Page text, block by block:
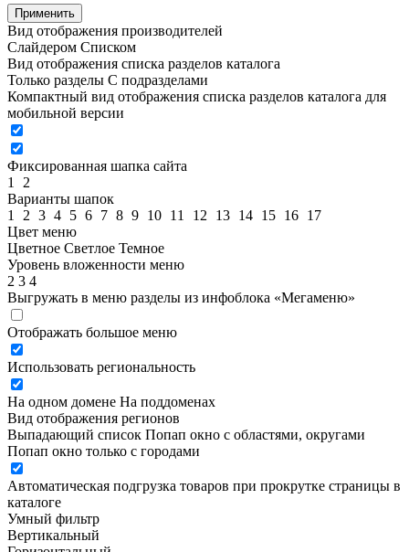
Применить
Вид отображения производителей
Слайдером Списком
Вид отображения списка разделов каталога
Только разделы С подразделами
Компактный вид отображения списка разделов каталога для
мобильной версии
Фиксированная шапка сайта
1
2
Варианты шапок
1
2 3 4 5 6 7 8 9 10 11 12 13 14 15 16 17
Цвет меню
Цветное Светлое Темное
Уровень вложенности меню
2 3 4
Выгружать в меню разделы из инфоблока «Мегаменю»
Отображать большое меню
Использовать региональность
На одном домене На поддоменах
Вид отображения регионов
Выпадающий список Попап окно c областями, округами
Попап окно только с городами
Автоматическая подгрузка товаров при прокрутке страницы в
каталоге
Умный фильтр
Вертикальный